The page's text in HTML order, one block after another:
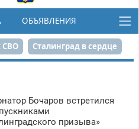
ОБЪЯВЛЕНИЯ
СВО Сталинград в сердце
На службе городу
Парк Героев-летчиков
Бочаров встретился
призыва»